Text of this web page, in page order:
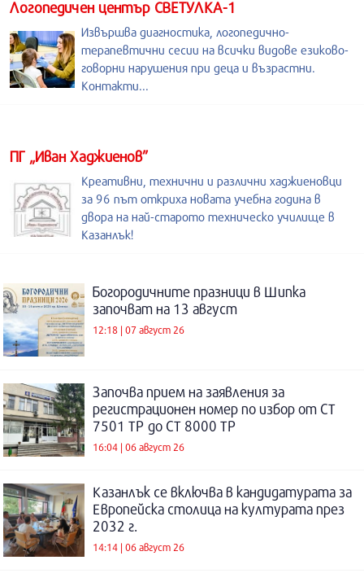
Логопедичен център СВЕТУЛКА-1
Извършва диагностика, логопедично-
терапевтични сесии на всички видове езиково-
говорни нарушения при деца и възрастни.
Контакти...
ПГ „Иван Хаджиенов”
Креативни, технични и различни хаджиеновци
за 96 път откриха новата учебна година в
двора на най-старото техническо училище в
Казанлък!
Богородичните празници в Шипка
започват на 13 август
12:18 | 07 август 26
Започва прием на заявления за
регистрационен номер по избор от СТ
7501 ТР до СТ 8000 ТР
16:04 | 06 август 26
Казанлък се включва в кандидатурата за
Европейска столица на културата през
2032 г.
14:14 | 06 август 26